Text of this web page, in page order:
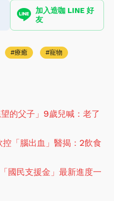
加入造咖 LINE 好
友
療癒 寵物
的父子」9歲兒喊：老了
「腦出血」醫揭：2飲食
國民支援金」最新進度一